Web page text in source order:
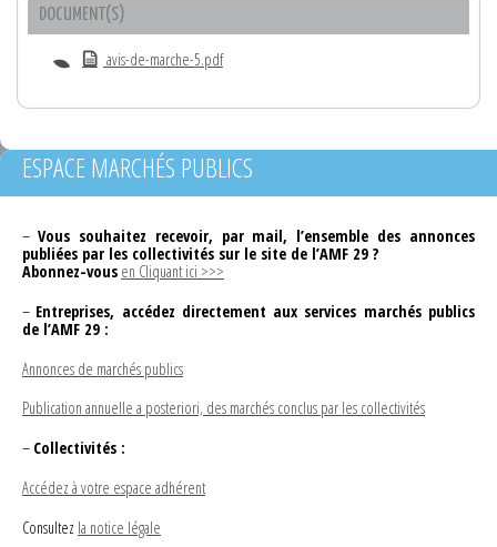
DOCUMENT(S)
avis-de-marche-5.pdf
ESPACE MARCHÉS PUBLICS
– Vous souhaitez recevoir, par mail, l’ensemble des annonces
publiées par les collectivités sur le site de l’AMF 29 ?
Abonnez-vous en Cliquant ici >>>
– Entreprises, accédez directement aux services marchés publics
de l’AMF 29 :
Annonces de marchés publics
Publication annuelle a posteriori, des marchés conclus par les collectivités
– Collectivités :
Accédez à votre espace adhérent
Consultez la notice légale